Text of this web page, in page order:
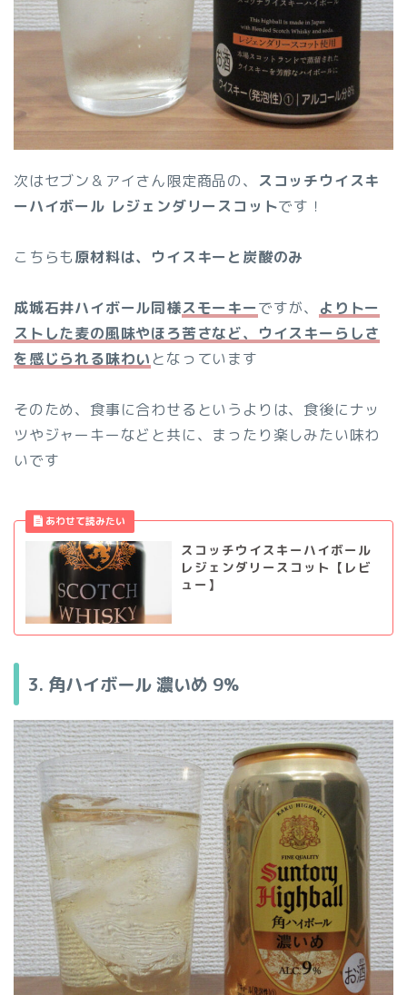
次はセブン＆アイさん限定商品の、 スコッチウイスキ
ーハイボール レジェンダリースコットです！
こちらも原材料は、ウイスキーと炭酸のみ
成城石井ハイボール同様スモーキーですが、 よりトー
ストした麦の風味やほろ苦さなど、ウイスキーらしさ
を感じられる味わい となっています
そのため、食事に合わせるというよりは、食後にナッ
ツやジャーキーなどと共に、まったり楽しみたい味わ
いです
スコッチウイスキーハイボール
レジェンダリースコット【レビ
ュー】
3. 角ハイボール 濃いめ 9%